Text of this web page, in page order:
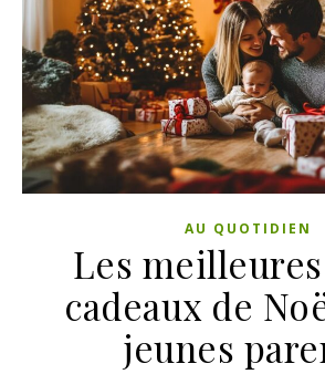
AU QUOTIDIEN
Les
cadeaux de
jeunes